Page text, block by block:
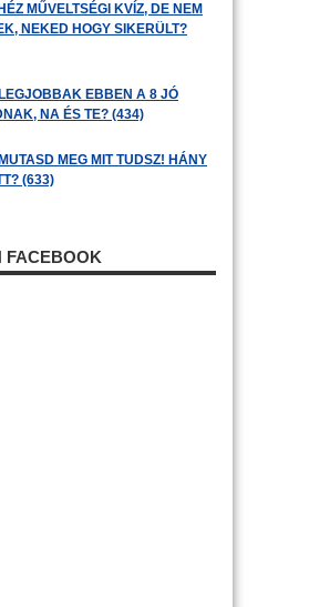
MŰVELTSÉGI KVÍZ, DE NEM
NEKED HOGY SIKERÜLT?
EBBEN A 8 JÓ
NA ÉS TE? (434)
MEG MIT TUDSZ! HÁNY
(633)
FACEBOOK